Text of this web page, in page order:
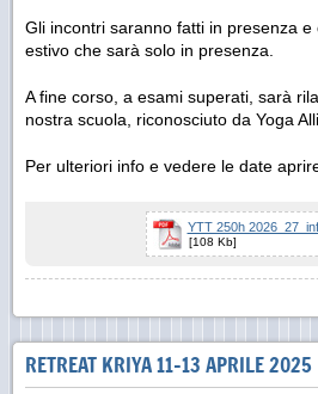
Gli incontri saranno fatti in presenza
estivo che sarà solo in presenza.
A fine corso, a esami superati, sarà
nostra scuola, riconosciuto da Yoga
Per ulteriori info e vedere le date
YTT 250h
[108 Kb]
RETREAT KRIYA 11-13 APRILE 2025